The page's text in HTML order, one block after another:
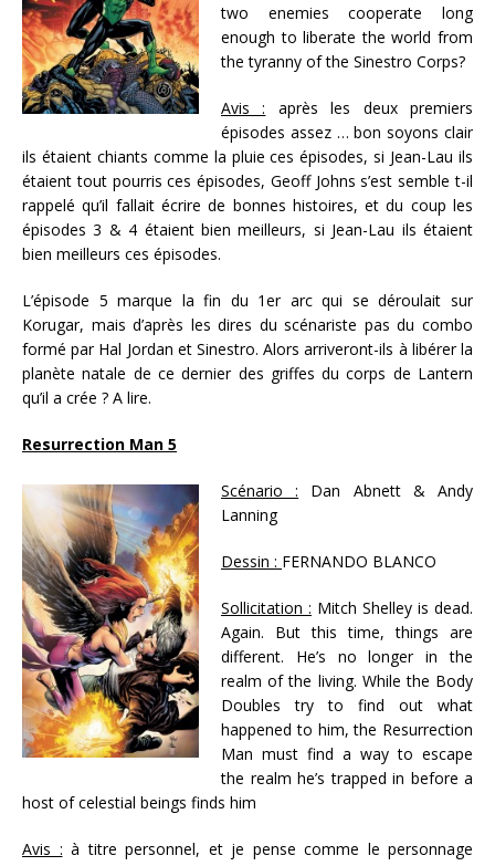
two enemies cooperate long
enough to liberate the world from
the tyranny of the Sinestro Corps?
Avis : après les deux premiers
épisodes assez … bon soyons clair
ils étaient chiants comme la pluie ces épisodes, si Jean-Lau ils
étaient tout pourris ces épisodes, Geoff Johns s’est semble t-il
rappelé qu’il fallait écrire de bonnes histoires, et du coup les
épisodes 3 & 4 étaient bien meilleurs, si Jean-Lau ils étaient
bien meilleurs ces épisodes.
L’épisode 5 marque la fin du 1er arc qui se déroulait sur
Korugar, mais d’après les dires du scénariste pas du combo
formé par Hal Jordan et Sinestro. Alors arriveront-ils à libérer la
planète natale de ce dernier des griffes du corps de Lantern
qu’il a crée ? A lire.
Resurrection Man 5
Scénario : Dan Abnett & Andy
Lanning
Dessin : FERNANDO BLANCO
Sollicitation : Mitch Shelley is dead.
Again. But this time, things are
different. He’s no longer in the
realm of the living. While the Body
Doubles try to find out what
happened to him, the Resurrection
Man must find a way to escape
the realm he’s trapped in before a
host of celestial beings finds him
Avis : à titre personnel, et je pense comme le personnage